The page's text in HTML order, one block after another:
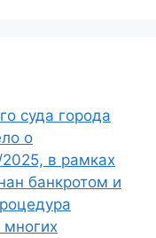
суда города
о
в рамках
банкротом и